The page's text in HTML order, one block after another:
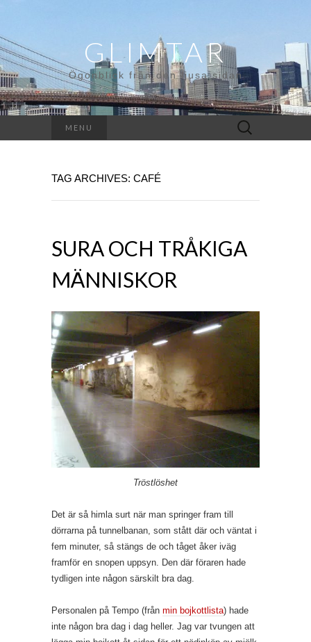
GLIMTAR
Ögonblick från den ljusa sidan
MENU
Search
for:
TAG ARCHIVES: CAFÉ
SURA OCH TRÅKIGA
MÄNNISKOR
Tröstlöshet
Det är så himla surt när man springer fram till
dörrarna på tunnelbanan, som stått där och väntat i
fem minuter, så stängs de och tåget åker iväg
framför en snopen uppsyn. Den där föraren hade
tydligen inte någon särskilt bra dag.
Personalen på Tempo (från min bojkottlista) hade
inte någon bra dag i dag heller. Jag var tvungen att